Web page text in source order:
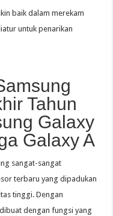
baik dalam merekam
untuk penarikan
Tahun
Galaxy
Galaxy A
sangat-sangat
terbaru yang dipadukan
tinggi. Dengan
dengan fungsi yang